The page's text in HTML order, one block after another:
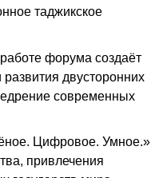
таджикское
форума создаёт
двусторонних
современных
Цифровое. Умное.»
привлечения